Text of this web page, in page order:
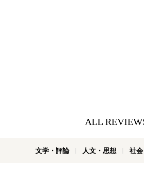
ALL
文学・評論 人文・思想 社